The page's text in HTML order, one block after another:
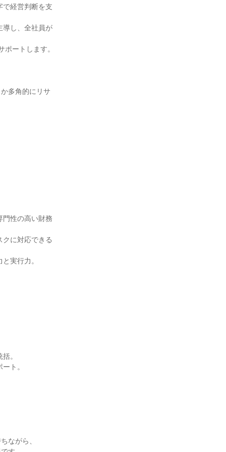
で経営判断を支
導し、全社員が
ートします。
多角的にリサ
門性の高い財務
クに対応できる
実行力。
。
ト。
ながら、